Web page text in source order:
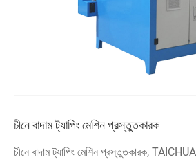
চীনে বাদাম ট্যাপিং মেশিন প্রস্তুতকারক
চীনে বাদাম ট্যাপিং মেশিন প্রস্তুতকারক,